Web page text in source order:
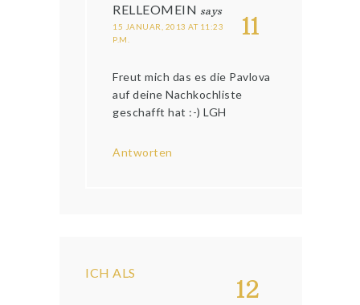
11
RELLEOMEIN says
15 JANUAR, 2013 AT 11:23
P.M.
Freut mich das es die Pavlova
auf deine Nachkochliste
geschafft hat :-) LGH
Antworten
12
ICH ALS